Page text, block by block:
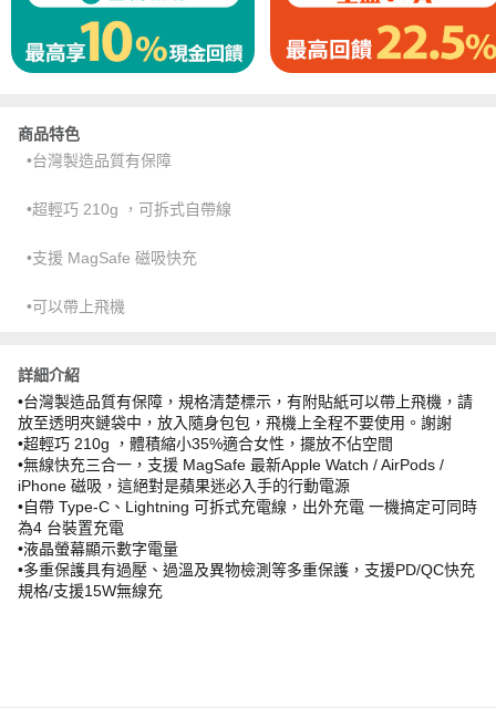
商品特色
•台灣製造品質有保障
•超輕巧 210g ，可拆式自帶線
•支援 MagSafe 磁吸快充
•可以帶上飛機
詳細介紹
•台灣製造品質有保障，規格清楚標示，有附貼紙可以帶上飛機，請
放至透明夾鏈袋中，放入隨身包包，飛機上全程不要使用。謝謝
•超輕巧 210g ，體積縮小35%適合女性，擺放不佔空間
•無線快充三合一，支援 MagSafe 最新Apple Watch / AirPods /
iPhone 磁吸，這絕對是蘋果迷必入手的行動電源
•自帶 Type-C、Lightning 可拆式充電線，出外充電 一機搞定可同時
為4 台裝置充電
•液晶螢幕顯示數字電量
•多重保護具有過壓、過溫及異物檢測等多重保護，支援PD/QC快充
規格/支援15W無線充